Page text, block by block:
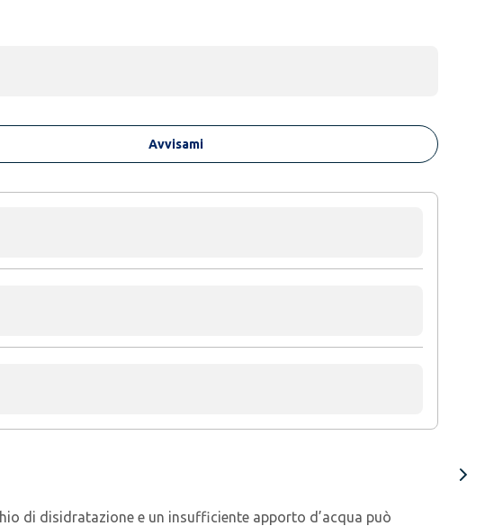
Avvisami
di disidratazione e un insufficiente apporto d’acqua può